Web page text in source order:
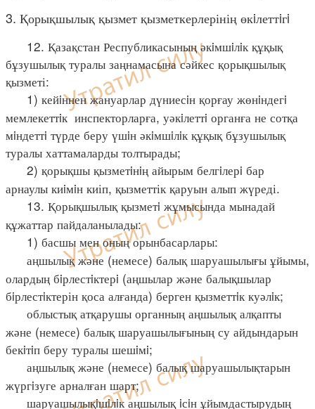
3. Қорықшылық қызмет қызметкерлерінің өкiлеттiгi
12. Қазақстан Республикасының әкiмшiлiк құқық
бұзушылық туралы заңнамасына сәйкес қорықшылық
қызметі:
1) кейiннен жануарлар дүниесiн қорғау жөнiндегi
мемлекеттiк инспекторларға, уәкiлеттi органға не сотқа
мiндеттi түрде беру үшiн әкiмшiлiк құқық бұзушылық
туралы хаттамаларды толтырады;
2) қорықшы қызметiнiң айырым белгiлерi бар
арнаулы киiмiн киіп, қызметтік қаруын алып жүреді.
13. Қорықшылық қызметi жұмысында мынадай
құжаттар пайдаланылады:
1) басшы мен оның орынбасарлары:
аңшылық және (немесе) балық шаруашылығы ұйымы,
олардың бiрлестiктерi (аңшылар және балықшылар
бiрлестiктерін қоса алғанда) берген қызметтiк куәлiк;
облыстық атқарушы органның аңшылық алқапты
және (немесе) балық шаруашылығының су айдындарын
бекiтiп беру туралы шешiмi;
аңшылық және (немесе) балық шаруашылықтарын
жүргiзуге арналған шарт;
шаруашылықiшiлiк аңшылық iсiн ұйымдастырудың